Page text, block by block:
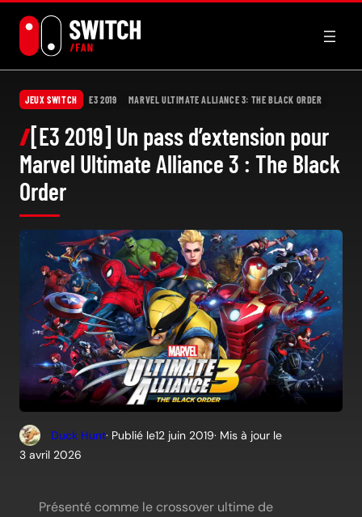
contenu
JEUX SWITCH E3 2019 MARVEL ULTIMATE ALLIANCE 3: THE BLACK ORDER
[E3 2019] Un pass d’extension pour
Marvel Ultimate Alliance 3 : The Black
Order
Duck Hunt· Publié le12 juin 2019· Mis à jour le
3 avril 2026
Présenté comme le crossover ultime de